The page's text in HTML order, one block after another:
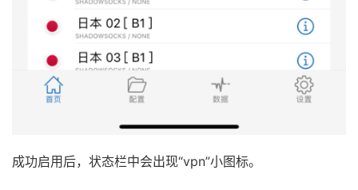
成功启用后，状态栏中会出现“vpn”小图标。